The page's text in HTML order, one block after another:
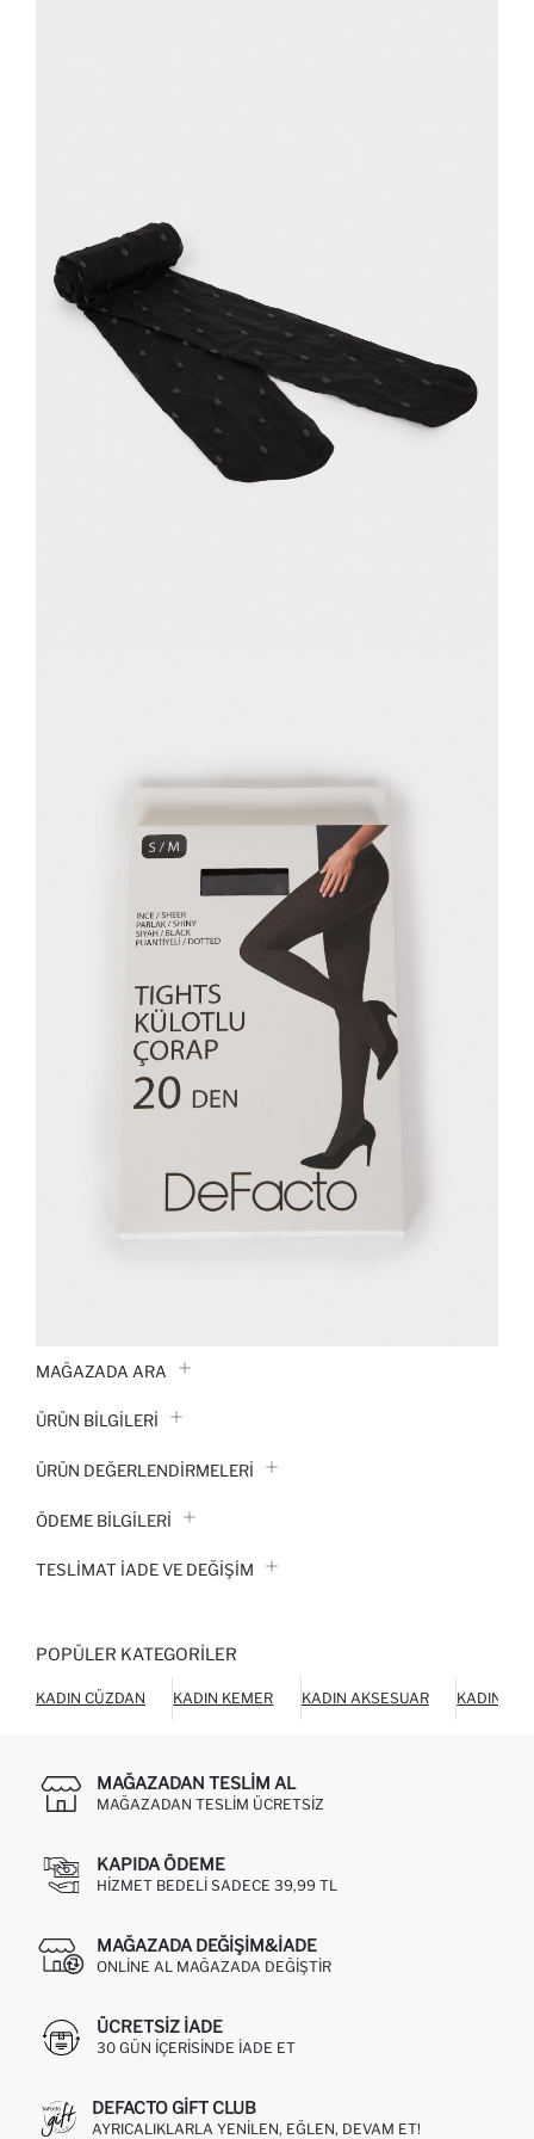
MAĞAZADA ARA
ÜRÜN BILGILERI
ÜRÜN DEĞERLENDİRMELERİ
ÖDEME BİLGİLERİ
TESLIMAT İADE VE DEĞIŞIM
POPÜLER KATEGORILER
KADIN CÜZDAN KADIN KEMER KADIN AKSESUAR KADIN
MAĞAZADAN TESLIM AL
MAĞAZADAN TESLIM ÜCRETSIZ
KAPIDA ÖDEME
HIZMET BEDELI SADECE 39,99 TL
MAĞAZADA DEĞIŞIM&İADE
ONLINE AL MAĞAZADA DEĞIŞTIR
ÜCRETSIZ IADE
30 GÜN IÇERISINDE IADE ET
DEFACTO GIFT CLUB
AYRICALIKLARLA YENILEN, EĞLEN, DEVAM ET!